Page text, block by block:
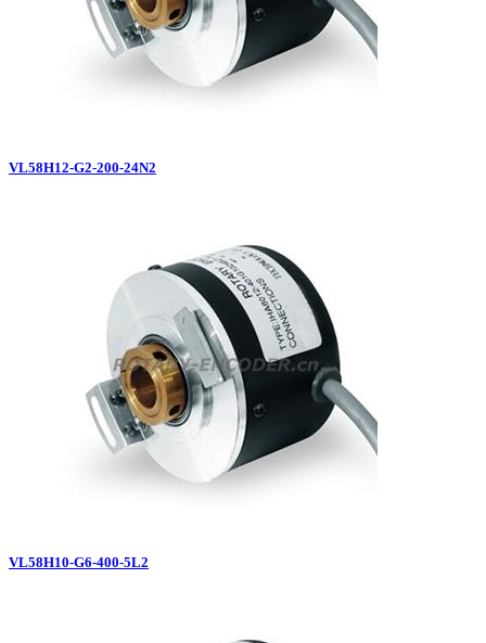
VL58H12-G2-200-24N2
VL58H10-G6-400-5L2